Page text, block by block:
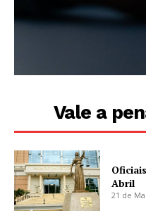
Vale a
Abril
21 de